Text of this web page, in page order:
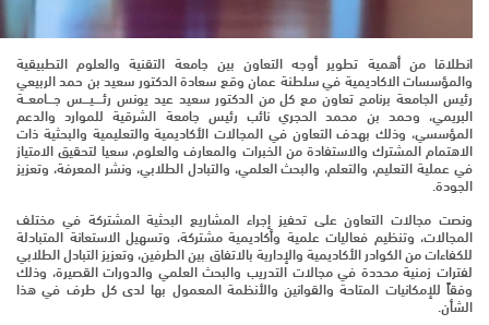
انطلاقا من أهمية تطوير أوجه التعاون بين جامعة التقنية والعلوم التطبيقية
والمؤسسات الاكاديمية في سلطنة عمان وقع سعادة الدكتور سعيد بن حمد الربيعي
رئيس الجامعة برنامج تعاون مع كل من الدكتور سعيد عيد يونس رئــــيـــس جـــامعــة
البريمي، وحمد بن محمد الحجري نائب رئيس جامعة الشرقية للموارد والدعم
المؤسسي، وذلك بهدف التعاون في المجالات الأكاديمية والتعليمية والبحثية ذات
الاهتمام المشترك والاستفادة من الخبرات والمعارف والعلوم، سعيا لتحقيق الامتياز
في عملية التعليم، والتعلم، والبحث العلمي، والتبادل الطلابي، ونشر المعرفة، وتعزيز
الجودة.
ونصت مجالات التعاون على تحفيز إجراء المشاريع البحثية المشتركة في مختلف
المجالات، وتنظيم فعاليات علمية وأكاديمية مشتركة، وتسهيل الاستعانة المتبادلة
للكفاءات من الكوادر الأكاديمية والإدارية بالاتفاق بين الطرفين، وتعزيز التبادل الطلابي
لفترات زمنية محددة في مجالات التدريب والبحث العلمي والدورات القصيرة، وذلك
وفقاً للإمكانيات المتاحة والقوانين والأنظمة المعمول بها لدى كل طرف في هذا
الشأن.